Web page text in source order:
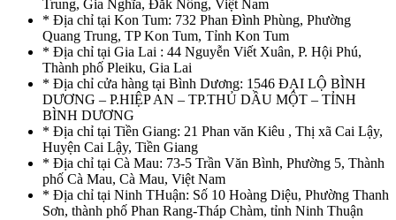
Trung, Gia Nghĩa, Đăk Nông, Việt Nam
* Địa chỉ tại Kon Tum: 732 Phan Đình Phùng, Phường
Quang Trung, TP Kon Tum, Tỉnh Kon Tum
* Địa chỉ tại Gia Lai : 44 Nguyễn Viết Xuân, P. Hội Phú,
Thành phố Pleiku, Gia Lai
* Địa chỉ cửa hàng tại Bình Dương: 1546 ĐẠI LỘ BÌNH
DƯƠNG – P.HIỆP AN – TP.THỦ DẦU MỘT – TỈNH
BÌNH DƯƠNG
* Địa chỉ tại Tiền Giang: 21 Phan văn Kiêu , Thị xã Cai Lậy,
Huyện Cai Lậy, Tiền Giang
* Địa chỉ tại Cà Mau: 73-5 Trần Văn Bình, Phường 5, Thành
phố Cà Mau, Cà Mau, Việt Nam
* Địa chỉ tại Ninh THuận: Số 10 Hoàng Diệu, Phường Thanh
Sơn, thành phố Phan Rang-Tháp Chàm, tỉnh Ninh Thuận